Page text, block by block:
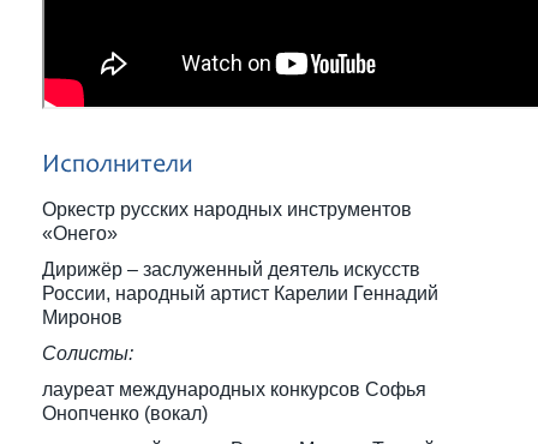
Исполнители
Оркестр русских народных инструментов
«Онего»
Дирижёр – заслуженный деятель искусств
России, народный артист Карелии Геннадий
Миронов
Солисты:
лауреат международных конкурсов Софья
Онопченко (вокал)